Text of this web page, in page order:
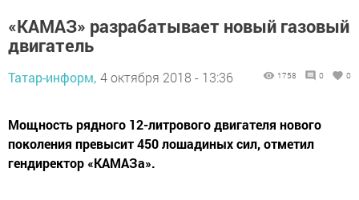
«КАМАЗ» разрабатывает новый газовый
двигатель
Татар-информ, 4 октября 2018 - 13:36 1758 0 0
Мощность рядного 12-литрового двигателя нового
поколения превысит 450 лошадиных сил, отметил
гендиректор «КАМАЗа».